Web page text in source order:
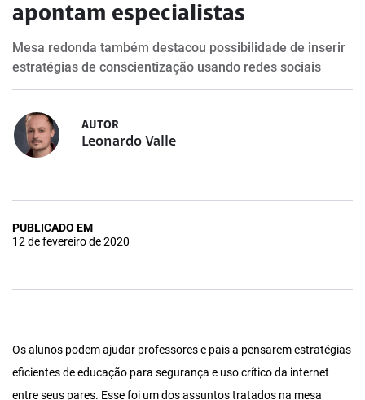
apontam especialistas
Mesa redonda também destacou possibilidade de inserir
estratégias de conscientização usando redes sociais
AUTOR
Leonardo Valle
PUBLICADO EM
12 de fevereiro de 2020
Os alunos podem ajudar professores e pais a pensarem estratégias
eficientes de educação para segurança e uso crítico da internet
entre seus pares. Esse foi um dos assuntos tratados na mesa